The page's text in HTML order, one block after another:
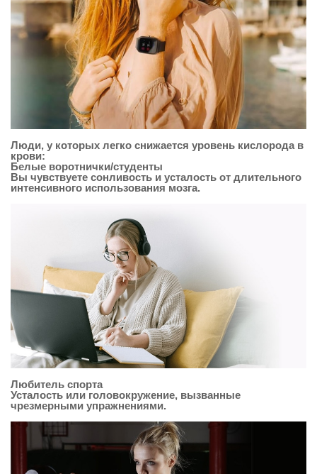
Люди, у которых легко снижается уровень кислорода в
крови:
Белые воротнички/студенты
Вы чувствуете сонливость и усталость от длительного
интенсивного использования мозга.
Любитель спорта
Усталость или головокружение, вызванные
чрезмерными упражнениями.